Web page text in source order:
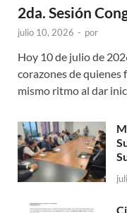
2da. Sesión
julio 10, 2026 - por
Hoy 10 de julio de
corazones de quienes
mismo ritmo al dar